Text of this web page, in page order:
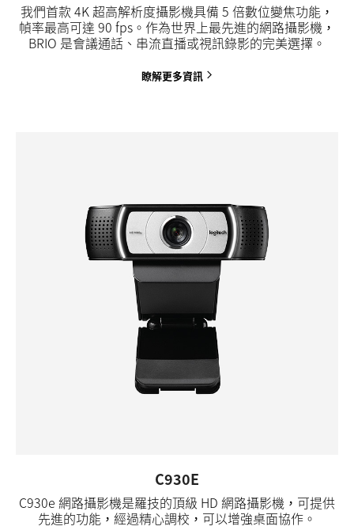
我們首款 4K 超高解析度攝影機具備 5 倍數位變焦功能，
幀率最高可達 90 fps。作為世界上最先進的網路攝影機，
BRIO 是會議通話、串流直播或視訊錄影的完美選擇。
瞭解更多資訊
C930E
C930e 網路攝影機是羅技的頂級 HD 網路攝影機，可提供
先進的功能，經過精心調校，可以增強桌面協作。